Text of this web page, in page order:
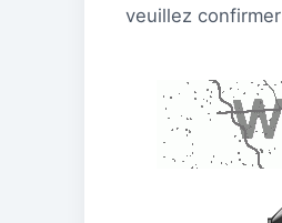
veuillez